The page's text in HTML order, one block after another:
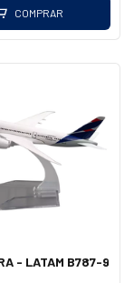
COMPRAR
- LATAM B787-9